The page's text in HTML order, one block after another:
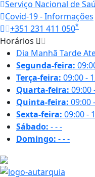
Serviço Nacional de
Covid-19 - Informações
+351 231 411 050*
Horários
Dia Manhã Tarde
Segunda-feira:
Terça-feira: 09:00 -
Quarta-feira: 09:00
Quinta-feira: 09:00
Sexta-feira: 09:00 -
Sábado: ---
Domingo: ---